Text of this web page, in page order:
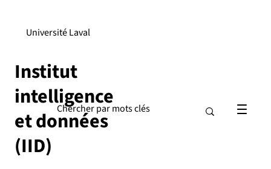
Institut
intelligence
et données
(IID)
Université Laval